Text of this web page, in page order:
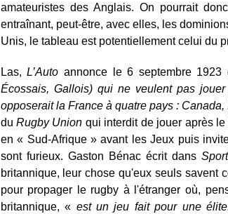
amateuristes des Anglais. On pourrait
entraînant, peut-être, avec elles, les
Unis, le tableau est potentiellement celui du
Las,L’Auto annonce le 6 septembre 1923
Écossais, Gallois) qui ne veulent pas
opposerait la France à quatre pays :
duRugby Union qui interdit de jouer après le
en « Sud-Afrique » avant les Jeux puis
sont furieux. Gaston Bénac écrit dans
britannique, leur chose qu'eux seuls savent
pour propager le rugby à l'étranger où,
britannique, « est un jeu fait pour une